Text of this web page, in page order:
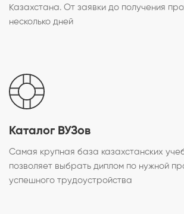
Казахстана. От заявки до получения
несколько дней
Каталог ВУЗов
Самая крупная база казахстанских
позволяет выбрать диплом по нужной
успешного трудоустройства